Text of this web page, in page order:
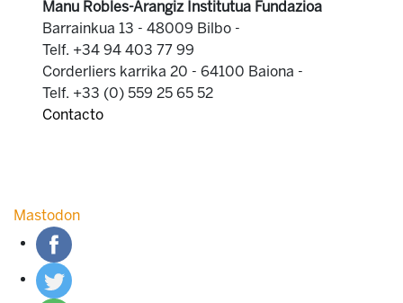
Manu Robles-Arangiz Institutua Fundazioa
Barrainkua 13 - 48009 Bilbo -
Telf. +34 94 403 77 99
Corderliers karrika 20 - 64100 Baiona -
Telf. +33 (0) 559 25 65 52
Contacto
Mastodon